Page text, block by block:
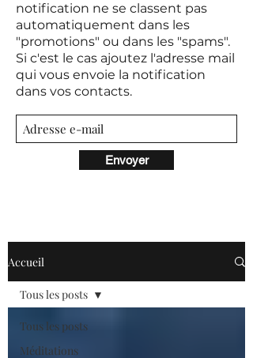
notification ne se classent pas
automatiquement dans les
"promotions" ou dans les "spams".
Si c'est le cas ajoutez l'adresse mail
qui vous envoie la notification
dans vos contacts.
Envoyer
Accueil
Tous les posts
Méditations
Tous les posts